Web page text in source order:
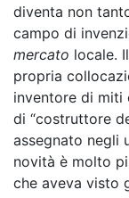
diventa non
campo di
mercato locale.
propria
inventore di miti
di “costruttore
assegnato negli
novità è molto
che aveva visto